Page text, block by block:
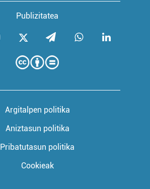
Publizitatea
Argitalpen politika
Aniztasun politika
Pribatutasun politika
Cookieak